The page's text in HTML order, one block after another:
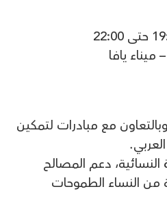
يافا
مع مبادرات لتمكين
النسائية، دعم المصالح
من النساء الطموحات